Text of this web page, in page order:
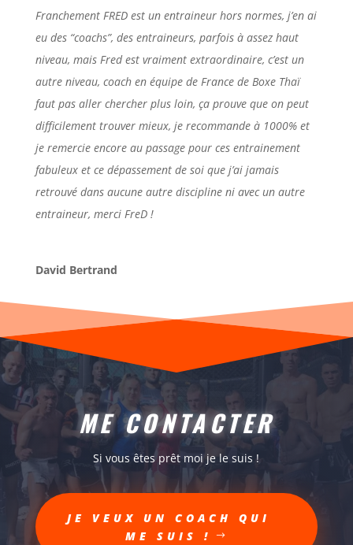
Franchement FRED est un entraineur hors normes, j’en ai
eu des “coachs”, des entraineurs, parfois à assez haut
niveau, mais Fred est vraiment extraordinaire, c’est un
autre niveau, coach en équipe de France de Boxe Thaï
faut pas aller chercher plus loin, ça prouve que on peut
difficilement trouver mieux, je recommande à 1000% et
je remercie encore au passage pour ces entrainement
fabuleux et ce dépassement de soi que j’ai jamais
retrouvé dans aucune autre discipline ni avec un autre
entraineur, merci FreD !
David Bertrand
ME CONTACTER
Si vous êtes prêt moi je le suis !
JE VEUX UN COACH QUI
ME SUIS !